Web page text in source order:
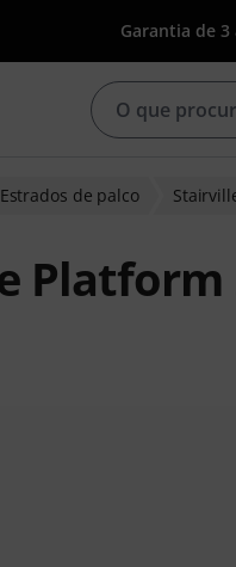
Garantia de 3
Estrados de palco
Platform
de clientes